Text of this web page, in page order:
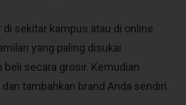
di sekitar kampus atau di online
yang paling disukai
beli secara grosir. Kemudian
tambahkan brand Anda sendiri.